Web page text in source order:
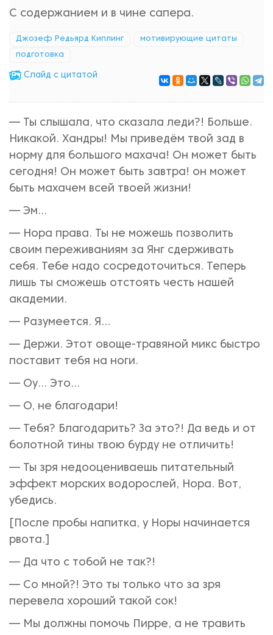
С содержанием и в чине сапера.
Джозеф Редьярд Киплинг мотивирующие цитаты
подготовка
Cлайд с цитатой
— Ты слышала, что сказала леди?! Больше.
Никакой. Хандры! Мы приведём твой зад в
норму для большого махача! Он может быть
сегодня! Он может быть завтра! он может
быть махачем всей твоей жизни!
— Эм...
— Нора права. Ты не можешь позволить
своим переживаниям за Янг сдерживать
себя. Тебе надо сосредоточиться. Теперь
лишь ты сможешь отстоять честь нашей
академии.
— Разумеется. Я...
— Держи. Этот овоще-травяной микс быстро
поставит тебя на ноги.
— Оу... Это...
— О, не благодари!
— Тебя? Благодарить? За это?! Да ведь и от
болотной тины твою бурду не отличить!
— Ты зря недооцениваешь питательный
эффект морских водорослей, Нора. Вот,
убедись.
[После пробы напитка, у Норы начинается
рвота.]
— Да что с тобой не так?!
— Со мной?! Это ты только что за зря
перевела хороший такой сок!
— Мы должны помочь Пирре, а не травить